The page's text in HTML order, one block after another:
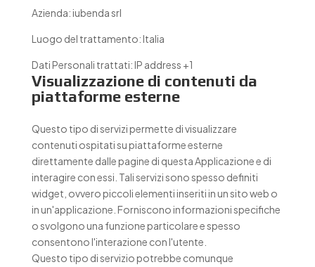
Azienda:iubenda srl
Luogo del trattamento:Italia
Dati Personali trattati:IP address +1
Visualizzazione di contenuti da
piattaforme esterne
Questo tipo di servizi permette di visualizzare
contenuti ospitati su piattaforme esterne
direttamente dalle pagine di questa Applicazione e di
interagire con essi. Tali servizi sono spesso definiti
widget, ovvero piccoli elementi inseriti in un sito web o
in un'applicazione. Forniscono informazioni specifiche
o svolgono una funzione particolare e spesso
consentono l'interazione con l'utente.
Questo tipo di servizio potrebbe comunque